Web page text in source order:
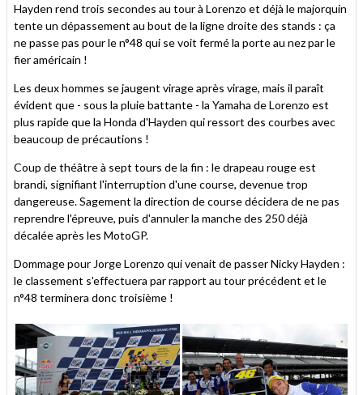
Hayden rend trois secondes au tour à Lorenzo et déjà le majorquin
tente un dépassement au bout de la ligne droite des stands : ça
ne passe pas pour le n°48 qui se voit fermé la porte au nez par le
fier américain !
Les deux hommes se jaugent virage après virage, mais il paraît
évident que - sous la pluie battante - la Yamaha de Lorenzo est
plus rapide que la Honda d'Hayden qui ressort des courbes avec
beaucoup de précautions !
Coup de théâtre à sept tours de la fin : le drapeau rouge est
brandi, signifiant l'interruption d'une course, devenue trop
dangereuse. Sagement la direction de course décidera de ne pas
reprendre l'épreuve, puis d'annuler la manche des 250 déjà
décalée après les MotoGP.
Dommage pour Jorge Lorenzo qui venait de passer Nicky Hayden :
le classement s'effectuera par rapport au tour précédent et le
n°48 terminera donc troisième !